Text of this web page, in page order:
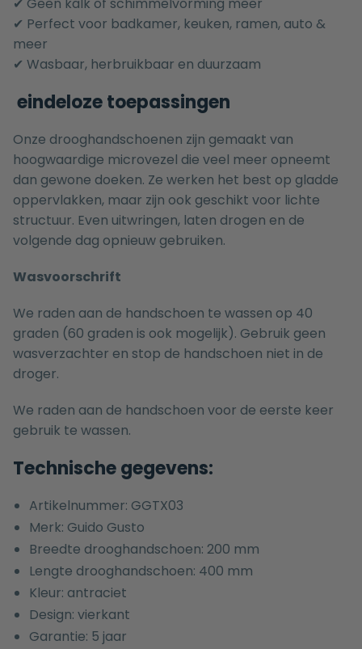
✔ Geen kalk of schimmelvorming meer
✔ Perfect voor badkamer, keuken, ramen, auto &
meer
✔ Wasbaar, herbruikbaar en duurzaam
eindeloze toepassingen
Onze drooghandschoenen zijn gemaakt van
hoogwaardige microvezel die veel meer opneemt
dan gewone doeken. Ze werken het best op gladde
oppervlakken, maar zijn ook geschikt voor lichte
structuur. Even uitwringen, laten drogen en de
volgende dag opnieuw gebruiken.
Wasvoorschrift
We raden aan de handschoen te wassen op 40
graden (60 graden is ook mogelijk). Gebruik geen
wasverzachter en stop de handschoen niet in de
droger.
We raden aan de handschoen voor de eerste keer
gebruik te wassen.
Technische gegevens:
Artikelnummer: GGTX03
Merk: Guido Gusto
Breedte drooghandschoen: 200 mm
Lengte drooghandschoen: 400 mm
Kleur: antraciet
Design: vierkant
Garantie: 5 jaar